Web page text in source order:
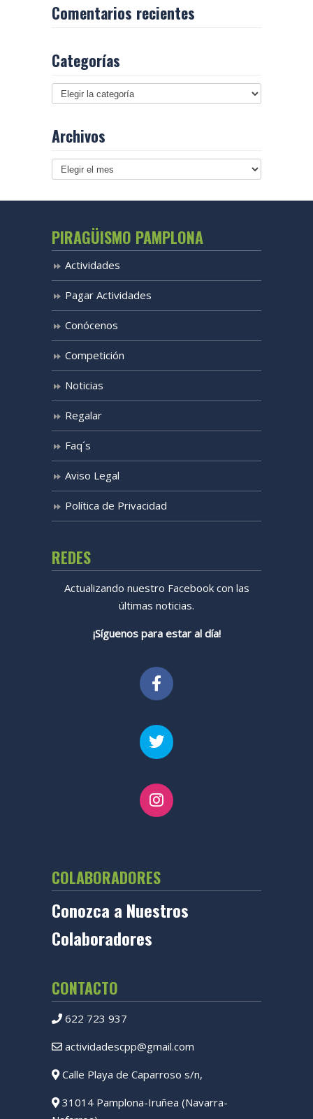
Comentarios recientes
Categorías
Archivos
Archivos
PIRAGÜISMO PAMPLONA
Actividades
Pagar Actividades
Conócenos
Competición
Noticias
Regalar
Faq´s
Aviso Legal
Política de Privacidad
REDES
Actualizando nuestro Facebook con las
últimas noticias.
¡Síguenos para estar al día!
COLABORADORES
Conozca a Nuestros
Colaboradores
CONTACTO
622 723 937
actividadescpp@gmail.com
Calle Playa de Caparroso s/n,
31014 Pamplona-Iruñea (Navarra-